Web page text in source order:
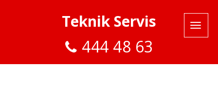
Teknik Servis
444 48 63